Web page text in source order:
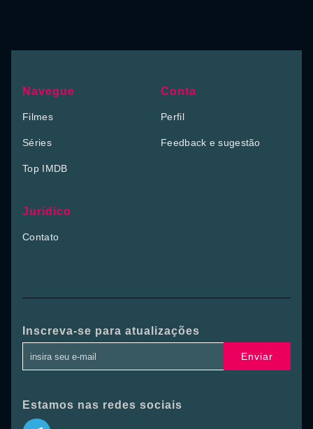
Navegue
Filmes
Séries
Top IMDB
Conta
Perfil
Feedback e sugestão
Jurídico
Contato
Inscreva-se para atualizações
Enviar
Estamos nas redes sociais